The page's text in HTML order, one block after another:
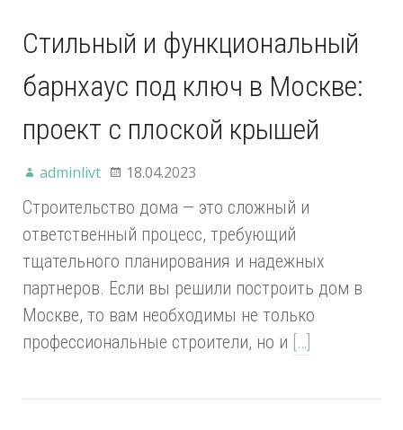
Стильный и функциональный
барнхаус под ключ в Москве:
проект с плоской крышей
adminlivt 18.04.2023
Строительство дома — это сложный и
ответственный процесс, требующий
тщательного планирования и надежных
партнеров. Если вы решили построить дом в
Москве, то вам необходимы не только
профессиональные строители, но и […]